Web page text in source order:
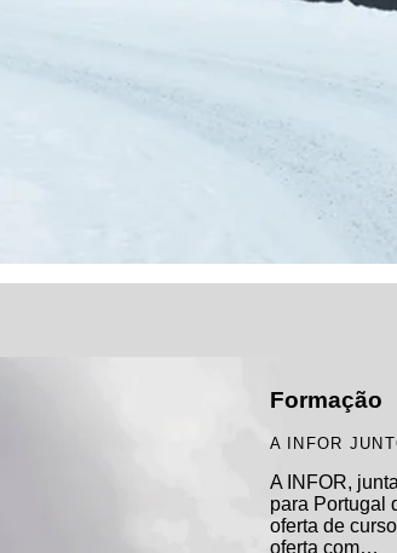
Formação
A INFOR
A INFOR,
para Portugal
oferta de
oferta com…